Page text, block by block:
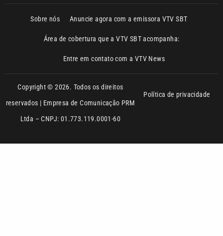
Copyright © 2026. Todos os direitos